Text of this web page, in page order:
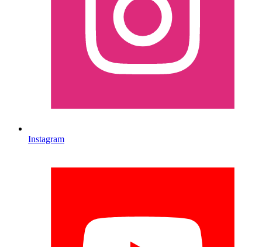
Instagram